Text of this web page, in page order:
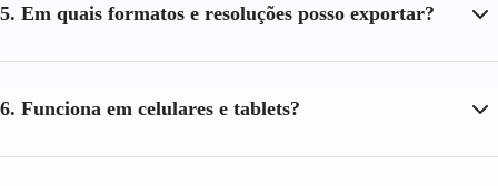
5. Em quais formatos e resoluções posso exportar?
6. Funciona em celulares e tablets?